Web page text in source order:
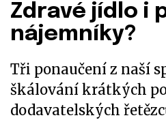
Pro
CZ EN
Zdravé jídlo i
nájemníky?
Tři ponaučení z naší
škálování krátkých
dodavatelských